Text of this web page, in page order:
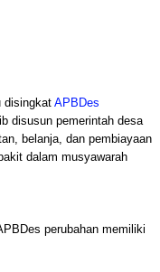
disingkat APBDes
disusun pemerintah desa
belanja, dan pembiayaan
dalam musyawarah
perubahan memiliki